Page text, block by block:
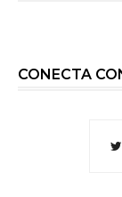
CONECTA